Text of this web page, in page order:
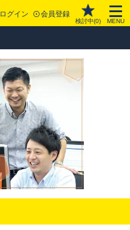
ログイン 会員登録
検討中(0) MENU